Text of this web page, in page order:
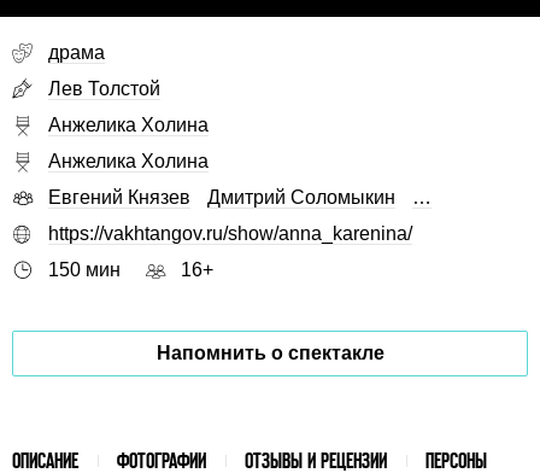
драма
Лев Толстой
Анжелика Холина
Анжелика Холина
Евгений Князев
Дмитрий Соломыкин
…
https://vakhtangov.ru/show/anna_karenina/
150 мин
16+
Напомнить о спектакле
ОПИСАНИЕ ФОТОГРАФИИ ОТЗЫВЫ И РЕЦЕНЗИИ ПЕРСОНЫ